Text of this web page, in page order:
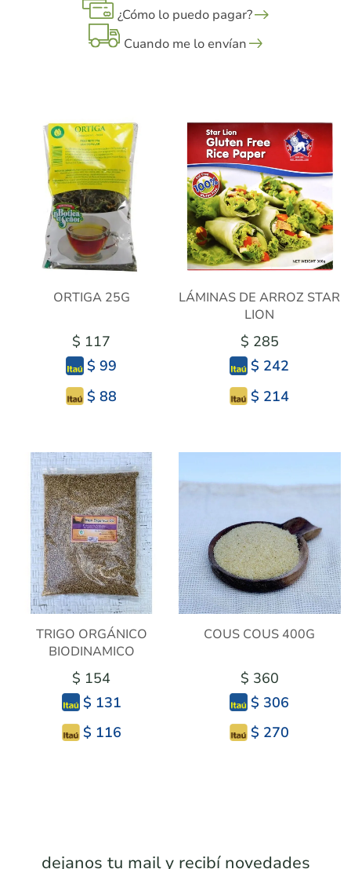
¿Cómo lo puedo pagar?
Cuando me lo envían
ORTIGA 25G
$ 117
$ 99
$ 88
LÁMINAS DE ARROZ STAR
LION
$ 285
$ 242
$ 214
TRIGO ORGÁNICO
BIODINAMICO
$ 154
$ 131
$ 116
COUS COUS 400G
$ 360
$ 306
$ 270
dejanos tu mail y recibí novedades